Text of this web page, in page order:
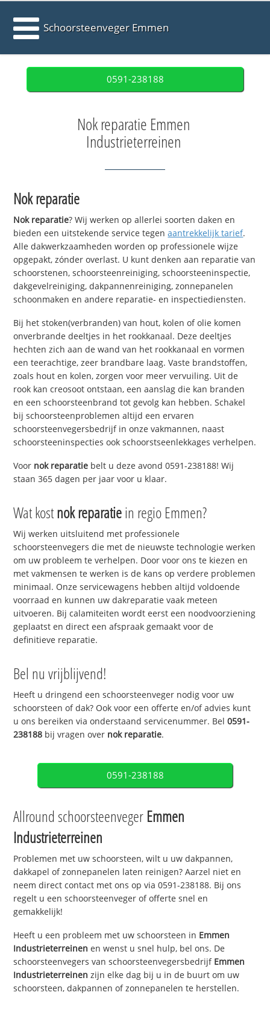
Schoorsteenveger Emmen
0591-238188
Nok reparatie Emmen
Industrieterreinen
Nok reparatie
Nok reparatie? Wij werken op allerlei soorten daken en
bieden een uitstekende service tegenaantrekkelijk tarief.
Alle dakwerkzaamheden worden op professionele wijze
opgepakt, zónder overlast. U kunt denken aan reparatie van
schoorstenen, schoorsteenreiniging, schoorsteeninspectie,
dakgevelreiniging, dakpannenreiniging, zonnepanelen
schoonmaken en andere reparatie- en inspectiediensten.
Bij het stoken(verbranden) van hout, kolen of olie komen
onverbrande deeltjes in het rookkanaal. Deze deeltjes
hechten zich aan de wand van het rookkanaal en vormen
een teerachtige, zeer brandbare laag. Vaste brandstoffen,
zoals hout en kolen, zorgen voor meer vervuiling. Uit de
rook kan creosoot ontstaan, een aanslag die kan branden
en een schoorsteenbrand tot gevolg kan hebben. Schakel
bij schoorsteenproblemen altijd een ervaren
schoorsteenvegersbedrijf in onze vakmannen, naast
schoorsteeninspecties ook schoorstseenlekkages verhelpen.
Voor nok reparatie belt u deze avond 0591-238188! Wij
staan 365 dagen per jaar voor u klaar.
Wat kostnok reparatiein regio Emmen?
Wij werken uitsluitend met professionele
schoorsteenvegers die met de nieuwste technologie werken
om uw probleem te verhelpen. Door voor ons te kiezen en
met vakmensen te werken is de kans op verdere problemen
minimaal. Onze servicewagens hebben altijd voldoende
voorraad en kunnen uw dakreparatie vaak meteen
uitvoeren. Bij calamiteiten wordt eerst een noodvoorziening
geplaatst en direct een afspraak gemaakt voor de
definitieve reparatie.
Bel nu vrijblijvend!
Heeft u dringend een schoorsteenveger nodig voor uw
schoorsteen of dak? Ook voor een offerte en/of advies kunt
u ons bereiken via onderstaand servicenummer. Bel0591-
238188 bij vragen over nok reparatie.
0591-238188
Allround schoorsteenveger Emmen
Industrieterreinen
Problemen met uw schoorsteen, wilt u uw dakpannen,
dakkapel of zonnepanelen laten reinigen? Aarzel niet en
neem direct contact met ons op via 0591-238188. Bij ons
regelt u een schoorsteenveger of offerte snel en
gemakkelijk!
Heeft u een probleem met uw schoorsteen in Emmen
Industrieterreinen en wenst u snel hulp, bel ons. De
schoorsteenvegers van schoorsteenvegersbedrijf Emmen
Industrieterreinen zijn elke dag bij u in de buurt om uw
schoorsteen, dakpannen of zonnepanelen te herstellen.